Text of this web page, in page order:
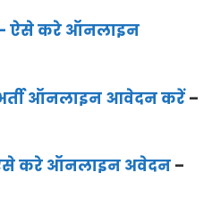
– ऐसे करे ऑनलाइन
भर्ती ऑनलाइन आवेदन करें –
– ऐसे करे ऑनलाइन अवेदन –